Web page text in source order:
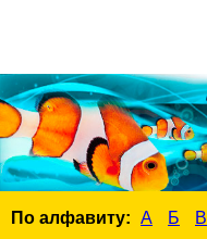
По алфавиту: А Б В